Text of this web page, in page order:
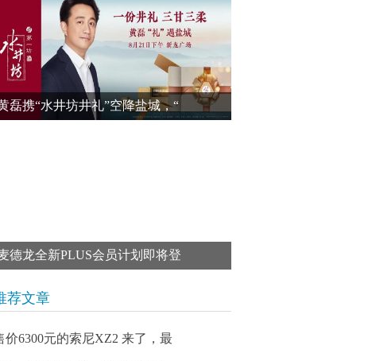
磊携“水井坊井礼”空降盐城，“
德龙全新PLUS会员计划即将登
荐文章
价6300元的索尼XZ2 来了，最